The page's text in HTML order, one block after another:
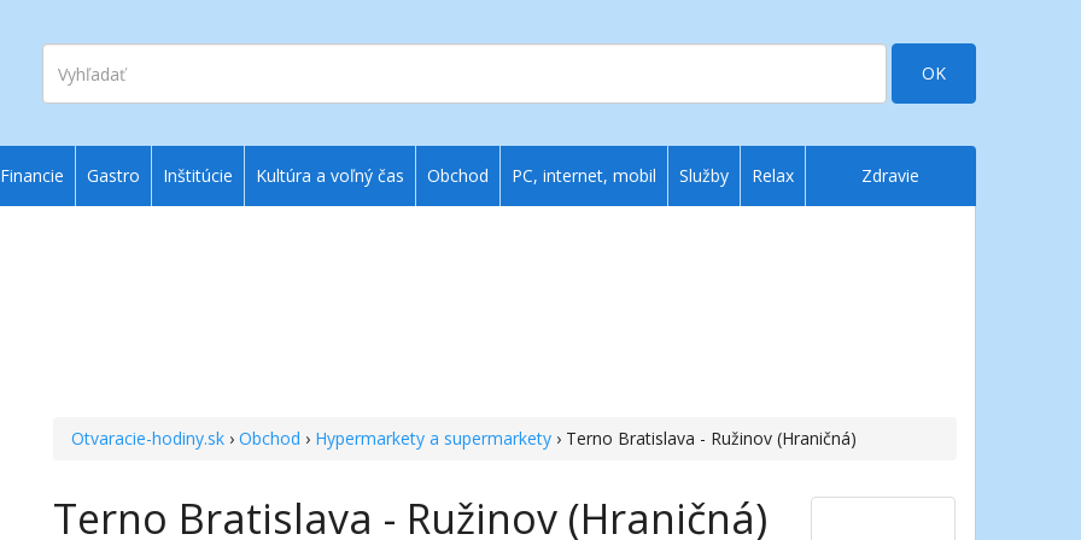
Vyhľadať
OK
Otvaracie-hodiny.sk ›Obchod › Hypermarkety a supermarkety › Terno Bratislava - Ružinov (Hraničná)
Terno Bratislava - Ružinov (Hraničná)
Financie Gastro Inštitúcie Kultúra a voľný čas Obchod PC, internet, mobil Služby Relax Zdravie